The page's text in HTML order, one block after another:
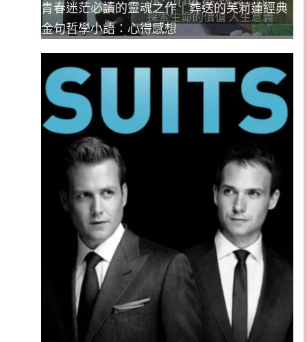
青春迷茫必讀的靈魂之作｜葬送的芙莉蓮經典
金句哲學小語：心得感想